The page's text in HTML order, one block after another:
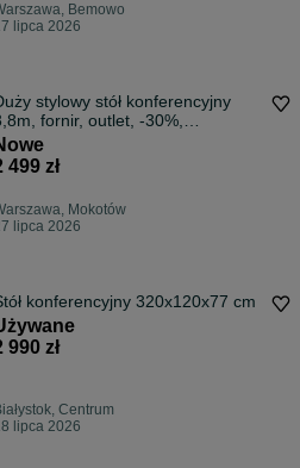
Bemowo
lipca 2026
stylowy stół konferencyjny
fornir, outlet, -30%,
499 zł
Mokotów
lipca 2026
konferencyjny 320x120x77 cm
990 zł
Centrum
lipca 2026